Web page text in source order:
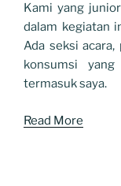
Kami yang
dalam kegiatan
Ada seksi
konsumsi
termasuk saya.
Read More